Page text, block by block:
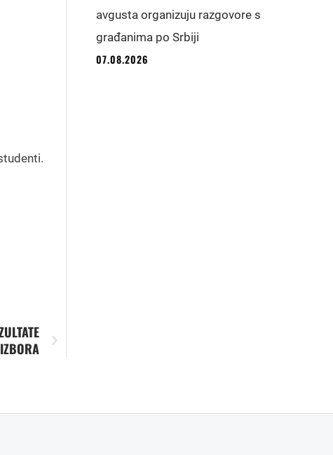
IZBORA
avgusta organizuju razgovore s
građanima po Srbiji
07.08.2026